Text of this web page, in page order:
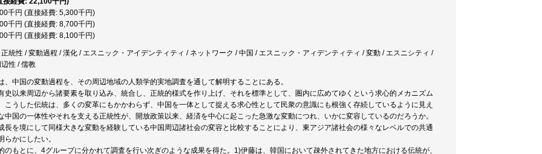
千円 (直接経費: 5,300千円)
千円 (直接経費: 8,700千円)
千円 (直接経費: 8,100千円)
統性 / 変動過程 / 漢化 / エスニック・アイデンティティ / ネットワーク / 中国 / エスニック・アィデンティティ / 変動 / エスニシティ /
性 / 儒教
、中国の変動過程を、その周辺地域の人類学的実地調査を通して解明することにある。
史以来周辺から諸要素を取り込み、統合し、正統的様式を作り上げ、それを標準として、圏内に広めてゆくという求心的メカニズム
こうした伝統は、多くの変革にもかかわらず、中国を一体として捉える求心性として民衆の意識にも根強く存続しているように見え
中国の一体性やそれを支える正統性が、開放政策以来、経済を中心に起こった急激な変動につれ、いかに変容しているのだろうか。
長を境にして同様大きな変動を経験している中国周辺諸社会の変容と比較することにより、東アジア諸社会の様々なレベルでの共通
らかにしたい。
のもとに、4グループに分かれて調査を行い次ぎのような成果を得た。1)伊藤は、韓国において疎外されてきた地方における伝統が、